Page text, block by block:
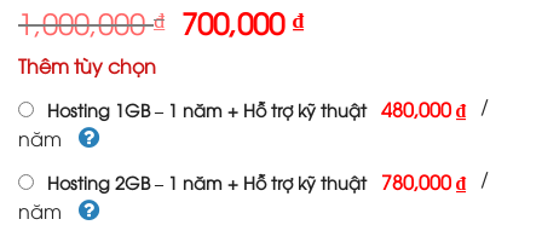
1,000,000₫ Giá
gốc
1,000,000 ₫.
700,000₫Giá
là:
Thêm tùy chọn
Hosting 1GB – 1 năm + Hỗ trợ kỹ thuật 480,000 ₫ /
năm
Hosting 2GB – 1 năm + Hỗ trợ kỹ thuật 780,000 ₫ /
năm